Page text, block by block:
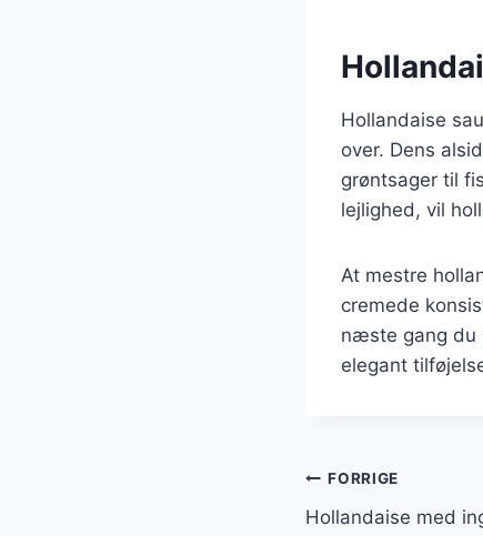
Hollandaise
over. Dens
grøntsager til
lejlighed, vil
At mestre
cremede
næste gang du
elegant
FORRIGE
Hollandaise med